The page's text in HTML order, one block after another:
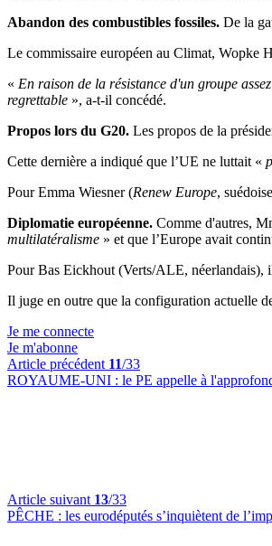
Abandon des combustibles fossiles. De la
Le commissaire européen au Climat, Wopke
« En raison de la résistance d'un groupe
regrettable », a-t-il concédé.
Propos lors du G20. Les propos de la
Cette dernière a indiqué que l’UE ne luttait «
Pour Emma Wiesner (Renew Europe,
Diplomatie européenne. Comme d'autres,
multilatéralisme » et que l’Europe avait
Pour Bas Eickhout (Verts/ALE, néerlandais),
Il juge en outre que la configuration actuelle
Je me connecte
Je m'abonne
Article précédent 11/33
ROYAUME-UNI : le PE appelle à
Article suivant 13/33
PÊCHE : les eurodéputés s’inquiètent de